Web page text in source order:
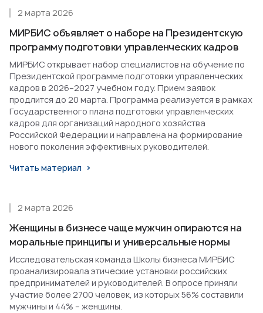
МИРБИС объявляет о наборе на Президентскую
программу подготовки управленческих кадров
2 марта 2026
МИРБИС открывает набор специалистов на обучение по
Президентской программе подготовки управленческих
кадров в 2026–2027 учебном году. Прием заявок
продлится до 20 марта. Программа реализуется в рамках
Государственного плана подготовки управленческих
кадров для организаций народного хозяйства
Российской Федерации и направлена на формирование
нового поколения эффективных руководителей.
Читать материал
Женщины в бизнесе чаще мужчин опираются на
моральные принципы и универсальные нормы
2 марта 2026
Исследовательская команда Школы бизнеса МИРБИС
проанализировала этические установки российских
предпринимателей и руководителей. В опросе приняли
участие более 2700 человек, из которых 56% составили
мужчины и 44% – женщины.